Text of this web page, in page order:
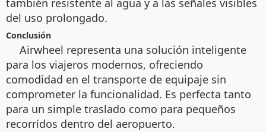
también resistente al agua y a las señales visibles
del uso prolongado.
Conclusión
Airwheel representa una solución inteligente
para los viajeros modernos, ofreciendo
comodidad en el transporte de equipaje sin
comprometer la funcionalidad. Es perfecta tanto
para un simple traslado como para pequeños
recorridos dentro del aeropuerto.